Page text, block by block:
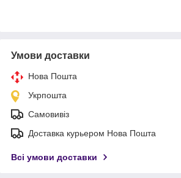
Умови доставки
Нова Пошта
Укрпошта
Самовивіз
Доставка курьером Нова Пошта
Всі умови доставки